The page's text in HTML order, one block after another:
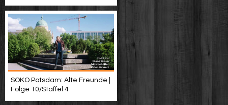
SOKO Potsdam: Alte Freunde |
Folge 10/Staffel 4